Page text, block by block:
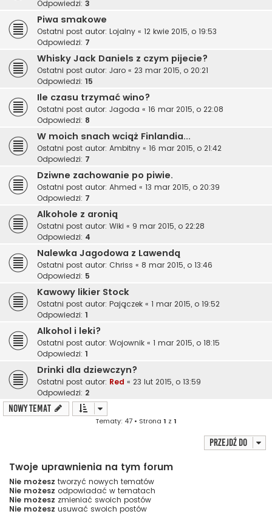
Odpowiedzi: 3
Piwa smakowe
Ostatni post autor: Lojalny « 12 kwie 2015, o 19:53
Odpowiedzi: 7
Whisky Jack Daniels z czym pijecie?
Ostatni post autor: Jaro « 23 mar 2015, o 20:21
Odpowiedzi: 15
Ile czasu trzymać wino?
Ostatni post autor: Jagoda « 16 mar 2015, o 22:08
Odpowiedzi: 8
W moich snach wciąż Finlandia...
Ostatni post autor: Ambitny « 16 mar 2015, o 21:42
Odpowiedzi: 7
Dziwne zachowanie po piwie.
Ostatni post autor: Ahmed « 13 mar 2015, o 20:39
Odpowiedzi: 7
Alkohole z aronią
Ostatni post autor: Wiki « 9 mar 2015, o 22:28
Odpowiedzi: 4
Nalewka Jagodowa z Lawendą
Ostatni post autor: Chriss « 8 mar 2015, o 13:46
Odpowiedzi: 5
Kawowy likier Stock
Ostatni post autor: Pajączek « 1 mar 2015, o 19:52
Odpowiedzi: 1
Alkohol i leki?
Ostatni post autor: Wojownik « 1 mar 2015, o 18:15
Odpowiedzi: 1
Drinki dla dziewczyn?
Ostatni post autor: Red « 23 lut 2015, o 13:59
Odpowiedzi: 2
NOWY TEMAT
Tematy: 47 • Strona 1 z 1
Przejdź do
Twoje uprawnienia na tym forum
Nie możesz tworzyć nowych tematów
Nie możesz odpowiadać w tematach
Nie możesz zmieniać swoich postów
Nie możesz usuwać swoich postów